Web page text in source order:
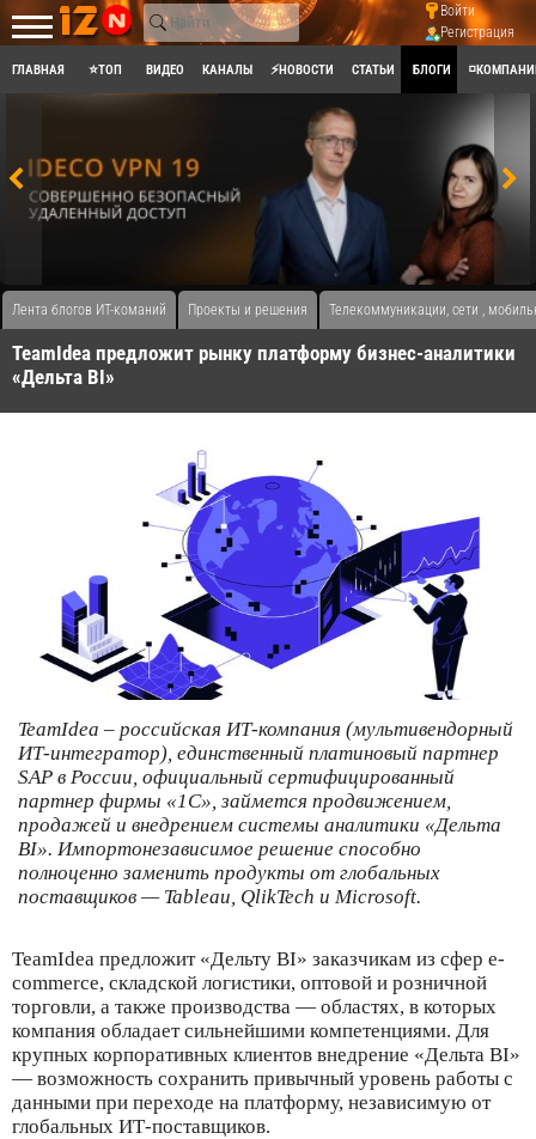
Войти
Регистрация
ГЛАВНАЯ ⭐ТОП ВИДЕО КАНАЛЫ ⚡НОВОСТИ СТАТЬИ БЛОГИ
Лента блогов ИТ-команий Проекты и решения Телекоммуникации, сети ,
TeamIdea предложит рынку платформу бизнес-аналитики
«Дельта BI»
TeamIdea – российская ИТ-компания (мультивендорный
ИТ-интегратор), единственный платиновый партнер
SAP в России, официальный сертифицированный
партнер фирмы «1С», займется продвижением,
продажей и внедрением системы аналитики «Дельта
BI». Импортонезависимое решение способно
полноценно заменить продукты от глобальных
поставщиков — Tableau, QlikTech и Microsoft.
TeamIdea предложит «Дельту BI» заказчикам из сфер e-
commerce, складской логистики, оптовой и розничной
торговли, а также производства — областях, в которых
компания обладает сильнейшими компетенциями. Для
крупных корпоративных клиентов внедрение «Дельта BI»
— возможность сохранить привычный уровень работы с
данными при переходе на платформу, независимую от
глобальных ИТ-поставщиков.